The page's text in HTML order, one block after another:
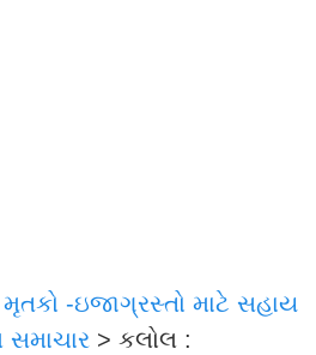
-ઇજાગ્રસ્તો માટે સહાય
સમાચાર > કલોલ :